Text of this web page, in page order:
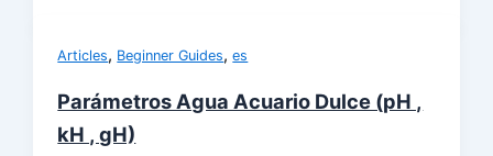
Articles, Beginner Guides,es
Parámetros Agua Acuario Dulce (pH ,
kH , gH)